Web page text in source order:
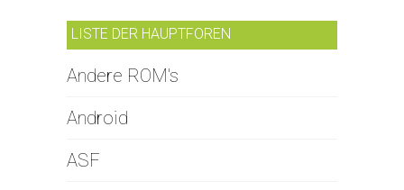
LISTE DER HAUPTFOREN
Andere ROM's
Android
ASF